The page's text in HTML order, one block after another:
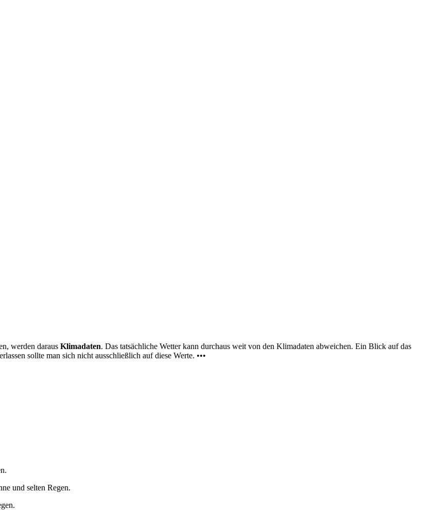
werden daraus Klimadaten. Das tatsächliche Wetter kann durchaus weit von den Klimadaten abweichen. Ein Blick auf das
sollte man sich nicht ausschließlich auf diese Werte. •••
und selten Regen.